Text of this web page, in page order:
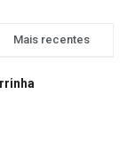
Mais recentes